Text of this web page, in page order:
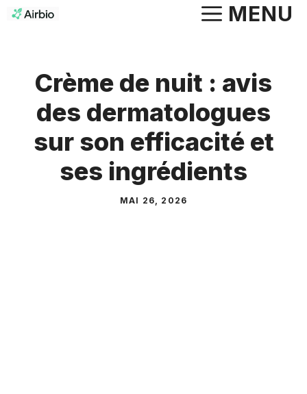
Aller
MENU
Crème de nuit : avis
des dermatologues
sur son efficacité et
ses ingrédients
MAI 26, 2026